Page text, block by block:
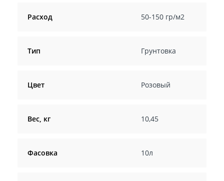
Расход 50-150 гр/м2
Тип Грунтовка
Цвет Розовый
Вес, кг 10,45
Фасовка 10л